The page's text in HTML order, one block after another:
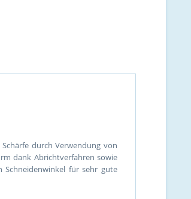
durch Verwendung von
dank Abrichtverfahren sowie
Schneidenwinkel für sehr gute